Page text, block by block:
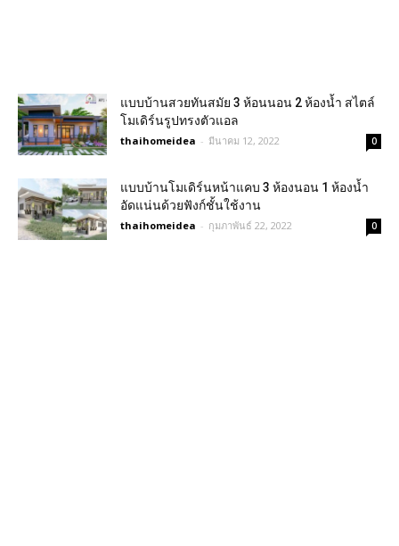
แบบบ้านสวยทันสมัย 3 ห้อนนอน 2 ห้องน้ำ สไตล์
โมเดิร์นรูปทรงตัวแอล
thaihomeidea - มีนาคม 12, 2022 0
แบบบ้านโมเดิร์นหน้าแคบ 3 ห้องนอน 1 ห้องน้ำ
อัดแน่นด้วยฟังก์ชั้นใช้งาน
thaihomeidea - กุมภาพันธ์ 22, 2022 0